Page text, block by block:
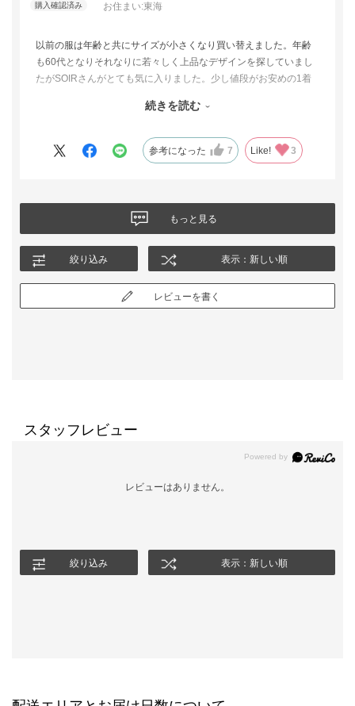
お住まい:東海
以前の服は年齢と共にサイズが小さくなり買い替えました。年齢
も60代となりそれなりに若々しく上品なデザインを探していまし
たがSOIRさんがとても気に入りました。少し値段がお安めの1着
ができたと思います。もう少しお値段がお安いとうれしいので⭐️4
続きを読む
参考になった 7 Like! 3
もっと見る
絞り込み 表示：新しい順
レビューを書く
スタッフレビュー
レビューはありません。
絞り込み 表示：新しい順